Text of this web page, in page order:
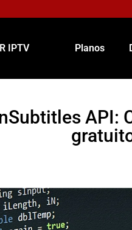
IPTV Planos
API: